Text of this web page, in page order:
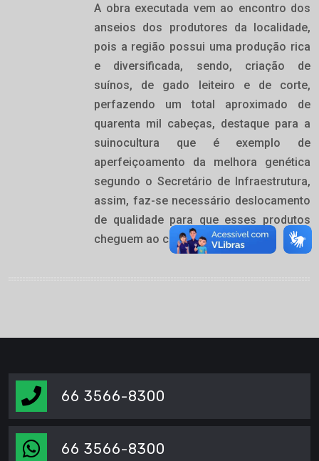
A obra executada vem ao encontro dos
anseios dos produtores da localidade,
pois a região possui uma produção rica
e diversificada, sendo, criação de
suínos, de gado leiteiro e de corte,
perfazendo um total aproximado de
quarenta mil cabeças, destaque para a
suinocultura que é exemplo de
aperfeiçoamento da melhora genética
segundo o Secretário de Infraestrutura,
assim, faz-se necessário deslocamento
de qualidade para que esses produtos
cheguem ao consumidor.
66 3566-8300
66 3566-8300